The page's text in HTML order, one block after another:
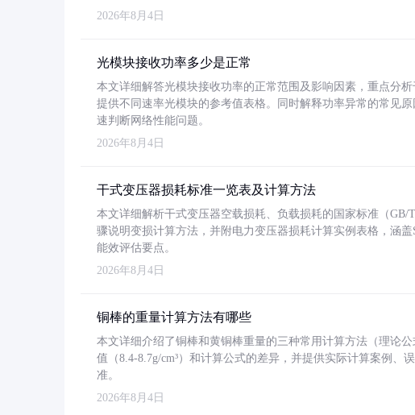
2026年8月4日
光模块接收功率多少是正常
本文详细解答光模块接收功率的正常范围及影响因素，重点分
提供不同速率光模块的参考值表格。同时解释功率异常的常见
速判断网络性能问题。
2026年8月4日
干式变压器损耗标准一览表及计算方法
本文详细解析干式变压器空载损耗、负载损耗的国家标准（GB/
骤说明变损计算方法，并附电力变压器损耗计算实例表格，涵
能效评估要点。
2026年8月4日
铜棒的重量计算方法有哪些
本文详细介绍了铜棒和黄铜棒重量的三种常用计算方法（理论
值（8.4-8.7g/cm³）和计算公式的差异，并提供实际计算案例、
准。
2026年8月4日